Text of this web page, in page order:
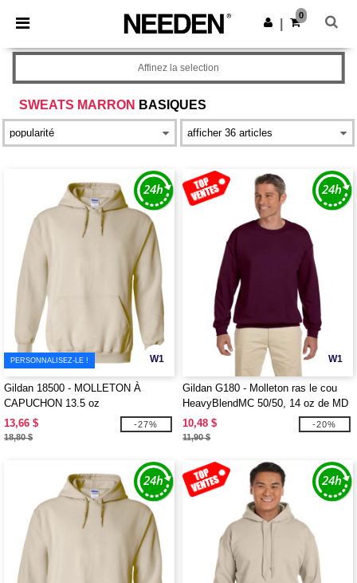
× Appli Needen
Meilleurs prix sur l’app !
Obtenir l'appli
0
SWEATS MARRON BASIQUES
Affinez la selection
W1
PERSONNALISEZ-LE !
Gildan 18500 - MOLLETON À
CAPUCHON 13.5 oz
13,66 $
18,80 $
-27%
W1
Gildan G180 - Molleton ras le cou
HeavyBlendMC 50/50, 14 oz de MD
(18000)
10,48 $
11,90 $
-20%